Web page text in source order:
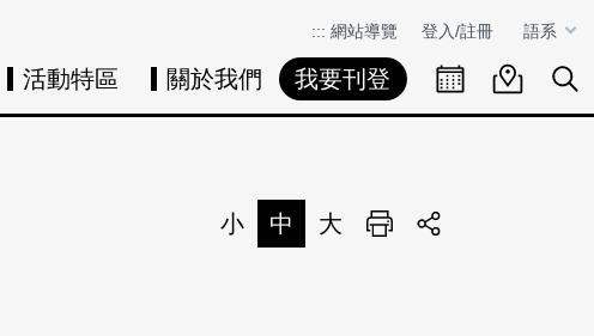
::: 網站導覽 登入/註冊 語系
活動特區 關於我們 我要刊登 活動日曆活動地圖展
小 中 大 列印